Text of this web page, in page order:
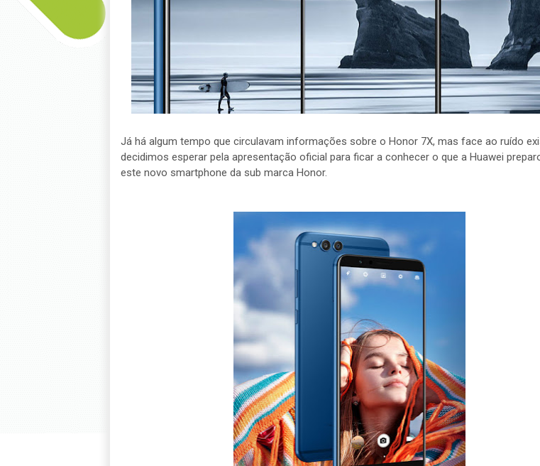
Já há algum tempo que circulavam informações sobre o Honor 7X, mas face ao ruído
decidimos esperar pela apresentação oficial para ficar a conhecer o que a Huawei
este novo smartphone da sub marca Honor.